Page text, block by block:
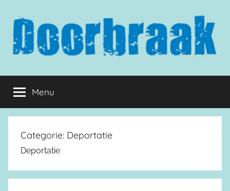
inhoud
springen
Doorbraak.eu
Menu
Categorie: Deportatie
Deportatie